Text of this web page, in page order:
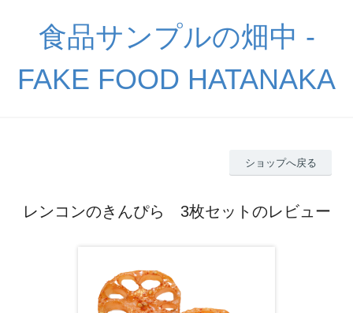
食品サンプルの畑中 -
FAKE FOOD HATANAKA
ショップへ戻る
レンコンのきんぴら 3枚セットのレビュー